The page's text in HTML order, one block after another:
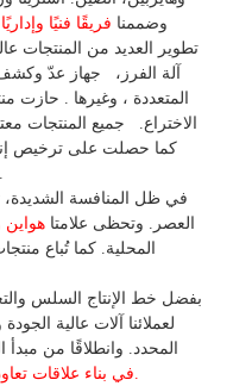
وضممنا فريقًا فنيًا
تطوير
العديد من المنتجات
آلة الفرز،
جهاز عدّ
المتعددة ، وغيرها
. حازت
الاختراع.
جميع المنتجات
في ظل المنافسة الشديدة،
العصر. وتحظى علامتا
المحلية. كما تُباع
بفضل خط الإنتاج السلس
لعملائنا آلات عالية
المحدد. وانطلاقًا من مبدأ
في بناء علاقات